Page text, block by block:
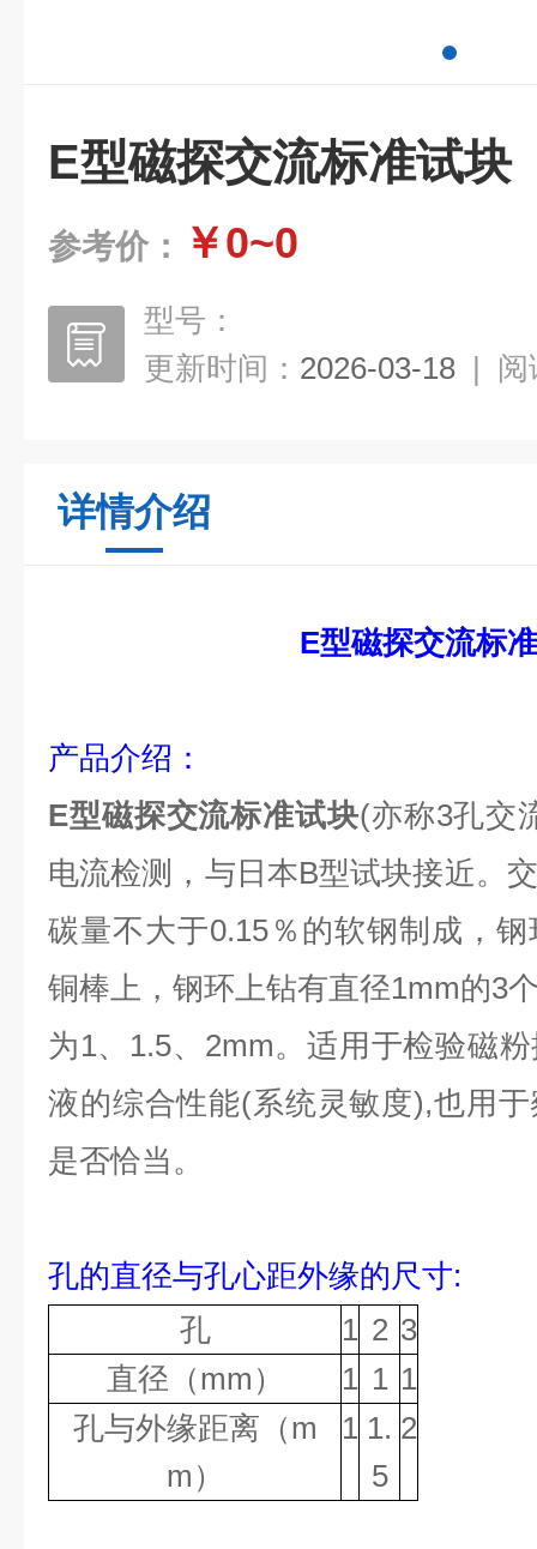
E型磁探交流标准试块
参考价： ￥0~0
型号：
更新时间： 2026-03-18 | 阅
详情介绍
E型磁探交流标
产品介绍：
E型磁探交流标准试块(亦称3孔交
电流检测 ， 与日本B型试块接近。
碳量不大于0.15％的软钢制成，
铜棒上，钢环上钻有直径1mm的3
为1、1.5、2mm。适用于检验磁
液的综合性能(系统灵敏度),也用
是否恰当。
孔的直径与孔心距外缘的尺寸:
孔
1 2 3
直径（mm）
1 1 1
孔与外缘距离（m
m）
1 1.
5
2